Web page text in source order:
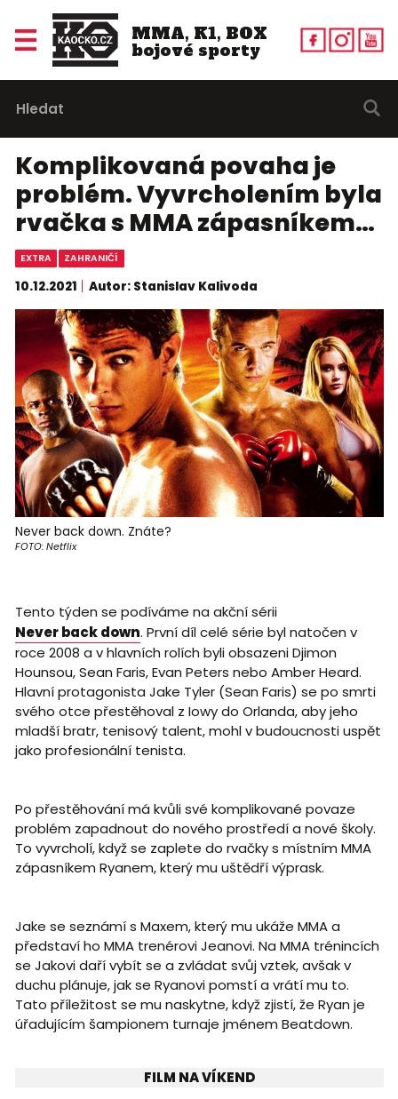
MMA, K1, BOX
bojové sporty
Komplikovaná povaha je
problém. Vyvrcholením byla
rvačka s MMA zápasníkem…
EXTRA ZAHRANIČÍ
10.12.2021 Autor: Stanislav Kalivoda
Never back down. Znáte?
FOTO: Netflix
Tento týden se podíváme na akční sérii
Never back down. První díl celé série byl natočen v
roce 2008 a v hlavních rolích byli obsazeni Djimon
Hounsou, Sean Faris, Evan Peters nebo Amber Heard.
Hlavní protagonista Jake Tyler (Sean Faris) se po smrti
svého otce přestěhoval z Iowy do Orlanda, aby jeho
mladší bratr, tenisový talent, mohl v budoucnosti uspět
jako profesionální tenista.
Po přestěhování má kvůli své komplikované povaze
problém zapadnout do nového prostředí a nové školy.
To vyvrcholí, když se zaplete do rvačky s místním MMA
zápasníkem Ryanem, který mu uštědří výprask.
Jake se seznámí s Maxem, který mu ukáže MMA a
představí ho MMA trenérovi Jeanovi. Na MMA trénincích
se Jakovi daří vybít se a zvládat svůj vztek, avšak v
duchu plánuje, jak se Ryanovi pomstí a vrátí mu to.
Tato příležitost se mu naskytne, když zjistí, že Ryan je
úřadujícím šampionem turnaje jménem Beatdown.
FILM NA VÍKEND